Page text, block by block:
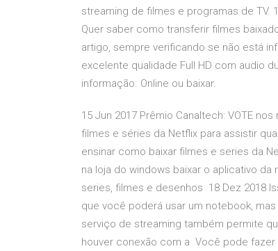
streaming de filmes e programas de TV.
Quer saber como transferir filmes
artigo, sempre verificando se não está
excelente qualidade Full HD com audio
informação. Online ou baixar.
15 Jun 2017 Prêmio Canaltech: VOTE
filmes e séries da Netflix para assistir
ensinar como baixar filmes e series da
na loja do windows baixar o aplicativo
series, filmes e desenhos 18 Dez 2018
que você poderá usar um notebook,
serviço de streaming também permite
houver conexão com a Você pode